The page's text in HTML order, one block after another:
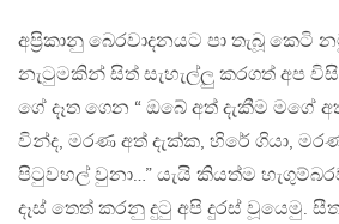
අප්‍රිකානු බෙරවාදනයට පා තැබූ කෙටි
නැටුමකින් සිත් සැහැල්ලු කරගත් අප
ගේ දෑත ගෙන “ ඔබේ අත් දැකීම මගේ
වින්ද, මරණ අත් දැක්ක, හිරේ ගියා,
පිටුවහල් වුනා…” යැයි කියත්ම
දෑස් තෙත් කරනු දුටු අපි දුරස් වූයෙමු.